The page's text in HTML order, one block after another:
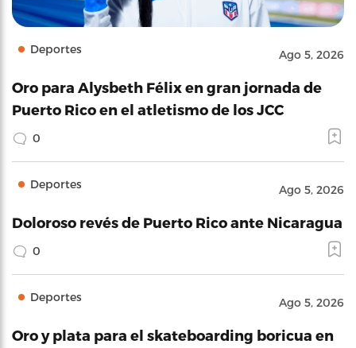
Deportes Ago 5, 2026
Oro para Alysbeth Félix en gran jornada de
Puerto Rico en el atletismo de los JCC
0
Deportes Ago 5, 2026
Doloroso revés de Puerto Rico ante Nicaragua
0
Deportes Ago 5, 2026
Oro y plata para el skateboarding boricua en